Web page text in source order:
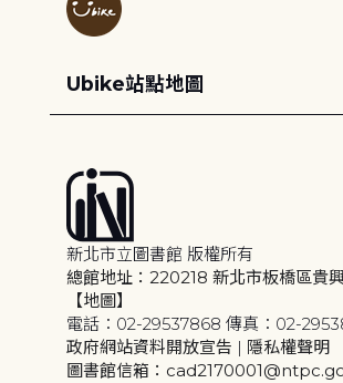
Ubike站點地圖
新北市立圖書館 版權所有
總館地址：220218 新北市板橋區貴
【地圖】
電話：02-29537868 傳真：02-
政府網站資料開放宣告 | 隱私權聲明
圖書館信箱：